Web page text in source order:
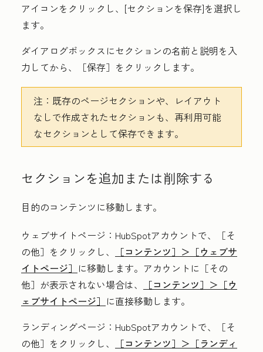
アイコンをクリックし、[セクションを保存]を選択し
ます。
ダイアログボックスにセクションの名前と 説明を入
力してから、［保存］ をクリックします。
注： 既存のページセクションや、レイアウト
なしで作成されたセクションも、再利用可能
なセクションとして保存できます。
セクションを追加または削除する
目的のコンテンツに移動します。
ウェブサイトページ ：HubSpotアカウントで、
［そ
の他］をクリックし、
［コンテンツ］＞ ［ウェブサ
イトページ］ に移動します。アカウントに ［その
他］が表示されない場合は、
［コンテンツ］＞ ［ウ
ェブサイトページ］ に直接移動します。
ランディングページ ：HubSpotアカウントで、
［そ
の他］をクリックし、
［コンテンツ］＞ ［ランディ